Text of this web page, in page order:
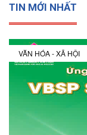
TIN MỚI NHẤT
VĂN HÓA - XÃ HỘI